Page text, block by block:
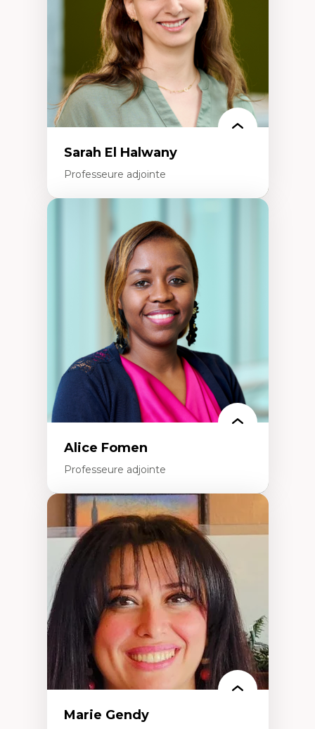
les auditoires médiatiques
Épistémologie des techniques de recherche
numérique et l’IA
Théorie des droits de la personne
La pensée politique d’Hannah Arendt
La pensée politique à l’ère numérique
Justice internationale et normes
internationales
Sarah El Halwany
Professeure adjointe
Les apports pédagogiques des théories de
l'affect, du posthumanisme, du féminisme
dans l'éducation aux sciences
L'apprentissage des sciences/STIM dans une
perspective socioécologique de care
L’insertion professionnelle des
enseignant.e.s
Alice Fomen
Professeure adjointe
Expertises
Acceptabilité, acceptation et adoption des
technologies
Technologies d'apprentissage innovantes
Insertion professionnelle du nouveau
personnel enseignant
Construction identitaire en milieu
minoritaire francophone
Technologies éducatives pour la formation
continue
Marie Gendy